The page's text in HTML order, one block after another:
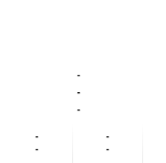
-
-
-
-
-
-
-